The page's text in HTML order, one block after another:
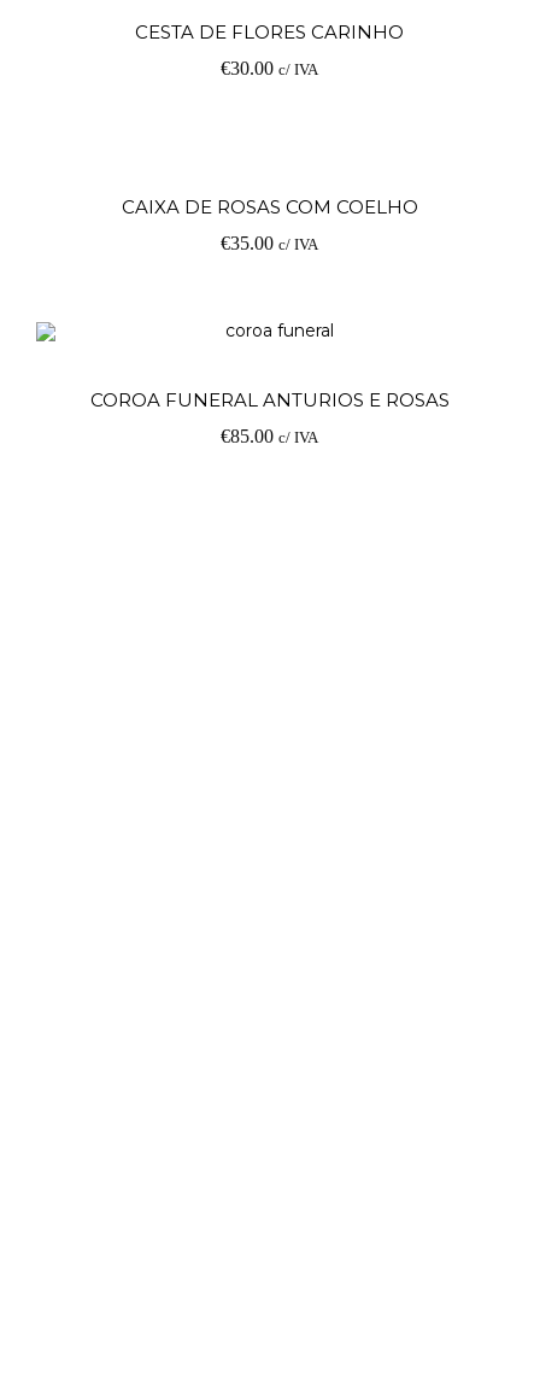
CESTA DE FLORES CARINHO
€30.00 c/ IVA
CAIXA DE ROSAS COM COELHO
€35.00 c/ IVA
COROA FUNERAL ANTURIOS E ROSAS
€85.00 c/ IVA